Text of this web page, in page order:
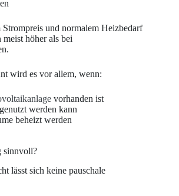
und normalem Heizbedarf
höher als bei
wird es vor allem, wenn:
vorhanden ist
werden kann
beheizt werden
sinnvoll?
lässt sich keine pauschale